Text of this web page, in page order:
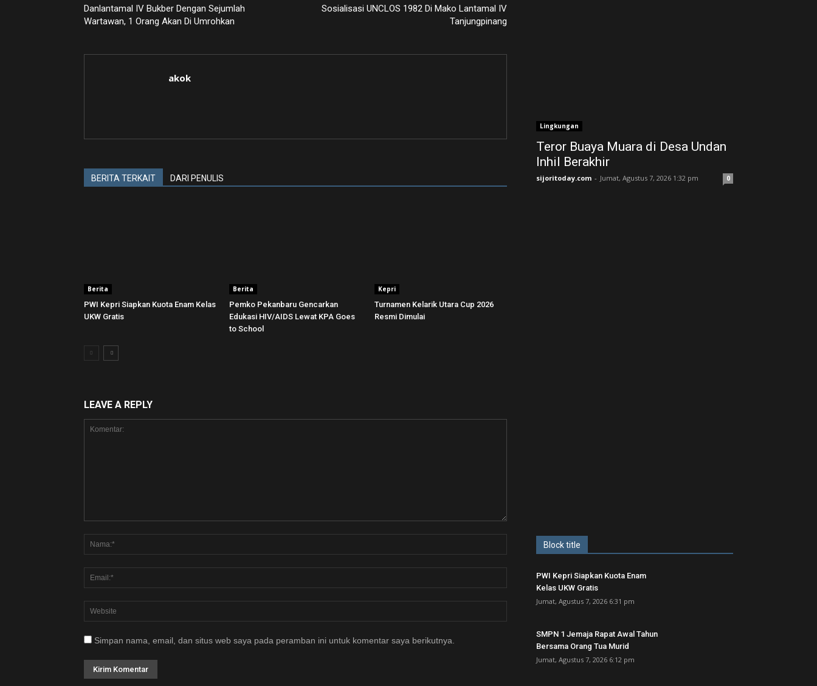
Danlantamal IV Bukber Dengan Sejumlah
Wartawan, 1 Orang Akan Di Umrohkan
Sosialisasi UNCLOS 1982 Di Mako Lantamal IV
Tanjungpinang
akok
BERITA TERKAIT DARI PENULIS
Berita
PWI Kepri Siapkan Kuota Enam Kelas
UKW Gratis
Berita
Pemko Pekanbaru Gencarkan
Edukasi HIV/AIDS Lewat KPA Goes
to School
Kepri
Turnamen Kelarik Utara Cup 2026
Resmi Dimulai
LEAVE A REPLY
Simpan nama, email, dan situs web saya pada peramban ini untuk komentar saya berikutnya.
Lingkungan
Teror Buaya Muara di Desa Undan
Inhil Berakhir
sijoritoday.com - Jumat, Agustus 7, 2026 1:32 pm 0
Block title
PWI Kepri Siapkan Kuota Enam
Kelas UKW Gratis
Jumat, Agustus 7, 2026 6:31 pm
SMPN 1 Jemaja Rapat Awal Tahun
Bersama Orang Tua Murid ‎
Jumat, Agustus 7, 2026 6:12 pm